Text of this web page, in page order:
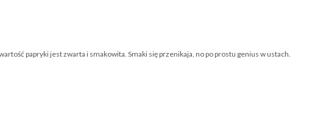
papryki jest zwarta i smakowita. Smaki się przenikaja, no po prostu genius w ustach.